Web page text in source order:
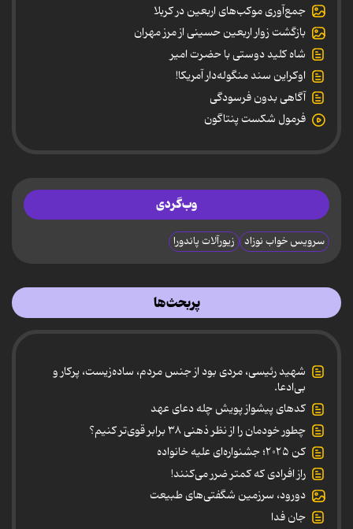
جمع‌آوری موکب‌های اربعین در کربلا
بازگشت زوار اربعین حسینی از مرز مهران
شاه کلید دوستی با حضرت امیر
اوکراین سند منگوله‌دار آمریکا!
آگاهی بدون فرسودگی
فرمول شکست پنتاگون
وب‌گردی
سرویس خواب نوزاد زیورآلات پاندورا
پربحث‌ها
شهید رئیسی، مردی بود از جنس مردم، ساده‌زیست، پرکار و
بی‌ادعا.
کدهای پیشواز پویش چله دعای عهد
چطور خودمان را از نظر ذهنی ۳۸ برابر قوی‌تر کنیم؟
کن ۲۰۲۵؛ جشنواره‌ای علیه خانواده
راز افرادی که کمتر ضرر می‌کنند!
دورود، سرزمین شگفتی‌های طبیعت
جان فدا